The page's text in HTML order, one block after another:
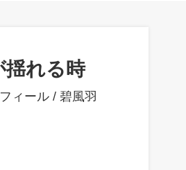
揺れる時
ィール / 碧風羽